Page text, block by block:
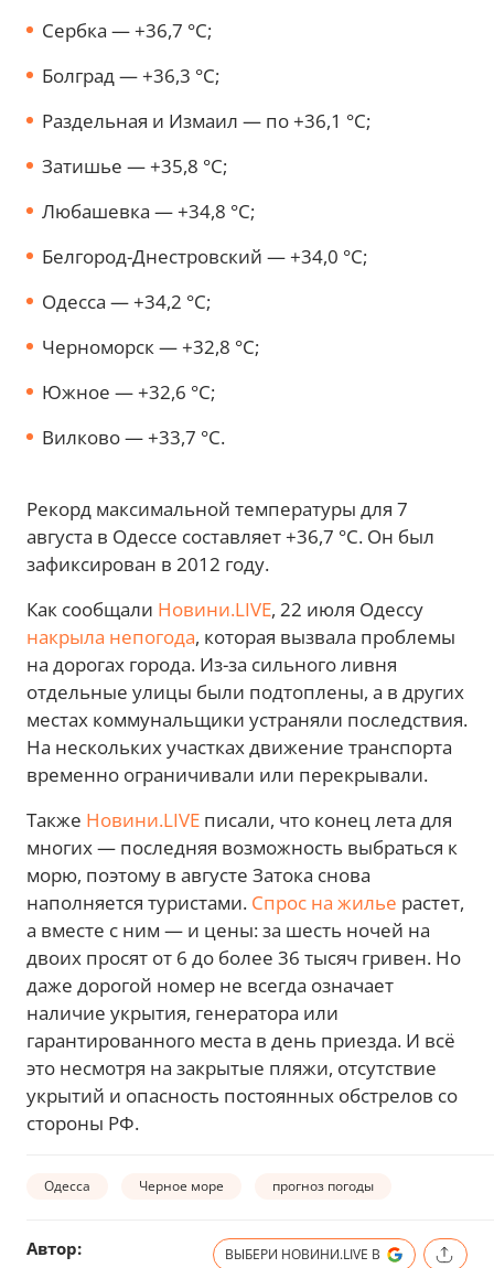
Сербка — +36,7 °С;
Болград — +36,3 °С;
Раздельная и Измаил — по +36,1 °С;
Затишье — +35,8 °С;
Любашевка — +34,8 °С;
Белгород-Днестровский — +34,0 °С;
Одесса — +34,2 °С;
Черноморск — +32,8 °С;
Южное — +32,6 °С;
Вилково — +33,7 °С.
Рекорд максимальной температуры для 7
августа в Одессе составляет +36,7 °С. Он был
зафиксирован в 2012 году.
Как сообщали Новини.LIVE, 22 июля Одессу
накрыла непогода, которая вызвала проблемы
на дорогах города. Из-за сильного ливня
отдельные улицы были подтоплены, а в других
местах коммунальщики устраняли последствия.
На нескольких участках движение транспорта
временно ограничивали или перекрывали.
Также Новини.LIVE писали, что конец лета для
многих — последняя возможность выбраться к
морю, поэтому в августе Затока снова
наполняется туристами. Спрос на жилье растет,
а вместе с ним — и цены: за шесть ночей на
двоих просят от 6 до более 36 тысяч гривен. Но
даже дорогой номер не всегда означает
наличие укрытия, генератора или
гарантированного места в день приезда. И всё
это несмотря на закрытые пляжи, отсутствие
укрытий и опасность постоянных обстрелов со
стороны РФ.
Одесса Черное море прогноз погоды
Автор: ВЫБЕРИ НОВИНИ.LIVE В